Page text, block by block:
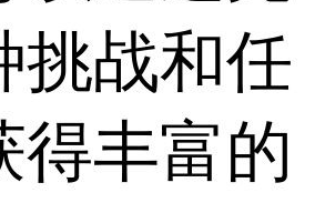
挑战和任
得丰富的